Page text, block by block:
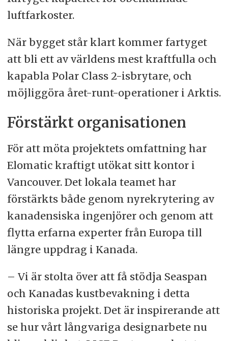
luftfarkoster.
När bygget står klart kommer fartyget
att bli ett av världens mest kraftfulla och
kapabla Polar Class 2-isbrytare, och
möjliggöra året-runt-operationer i Arktis.
Förstärkt organisationen
För att möta projektets omfattning har
Elomatic kraftigt utökat sitt kontor i
Vancouver. Det lokala teamet har
förstärkts både genom nyrekrytering av
kanadensiska ingenjörer och genom att
flytta erfarna experter från Europa till
längre uppdrag i Kanada.
– Vi är stolta över att få stödja Seaspan
och Kanadas kustbevakning i detta
historiska projekt. Det är inspirerande att
se hur vårt långvariga designarbete nu